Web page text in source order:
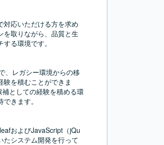
対応いただける方を求め
を取りながら、品質と生
る環境です。
、レガシー環境からの移
を積むことができま
としての経験を積める環
きます。
およびJavaScript（jQu
たシステム開発を行って